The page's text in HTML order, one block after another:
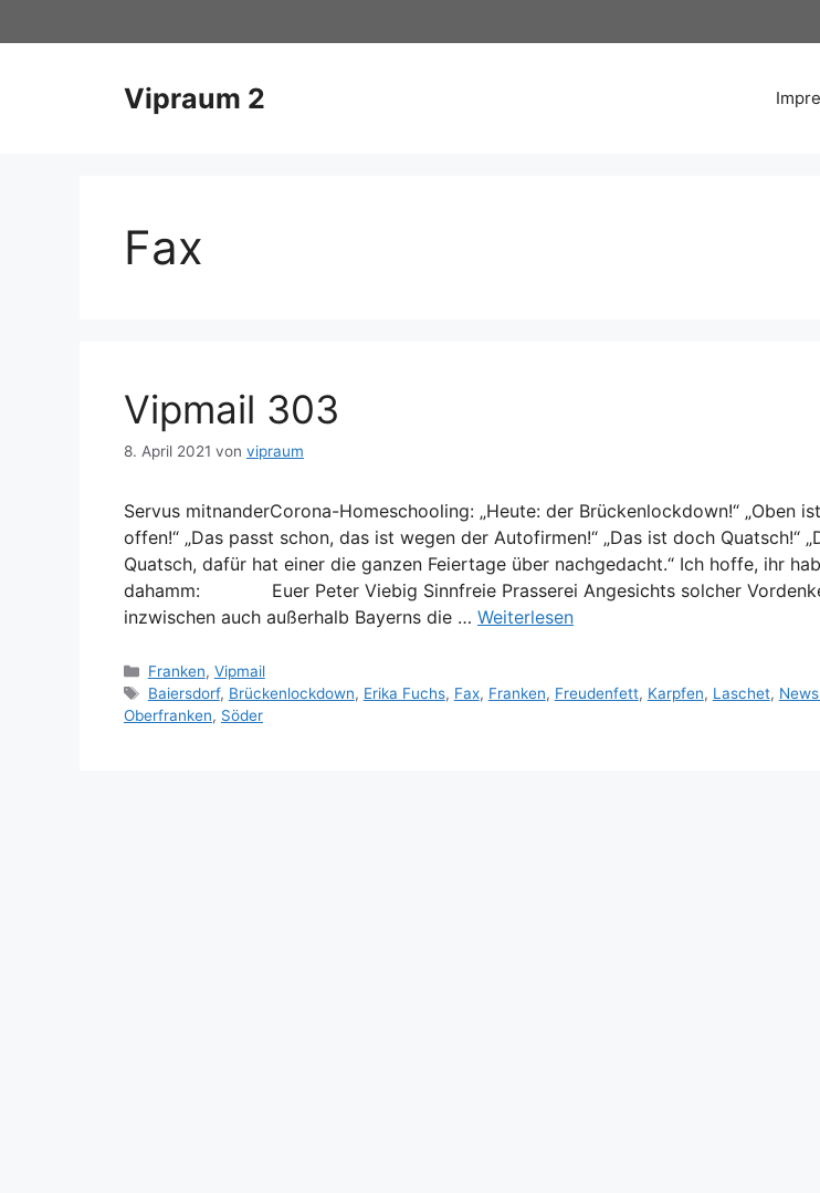
Inhalt
Vipraum 2
Fax
Vipmail 303
8. April 2021 von vipraum
Servus mitnanderCorona-Homeschooling: „Heute: der Brückenlockdown!“ „Oben
offen!“ „Das passt schon, das ist wegen der Autofirmen!“ „Das ist doch Quatsch!“
Quatsch, dafür hat einer die ganzen Feiertage über nachgedacht.“ Ich hoffe, ihr
dahamm: Euer Peter Viebig Sinnfreie Prasserei Angesichts solcher
inzwischen auch außerhalb Bayerns die … Weiterlesen
Kategorien
Franken, Vipmail
Schlagwörter
Baiersdorf, Brückenlockdown, Erika Fuchs, Fax, Franken, Freudenfett, Karpfen, Laschet,
Oberfranken, Söder